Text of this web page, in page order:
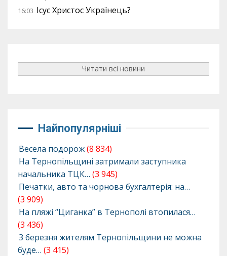
16:03 Ісус Христос Українець?
Читати всі новини
Найпопулярніші
Весела подорож(8 834)
На Тернопільщині затримали заступника
начальника ТЦК… (3 945)
Печатки, авто та чорнова бухгалтерія: на…
(3 909)
На пляжі “Циганка” в Тернополі втопилася…
(3 436)
З березня жителям Тернопільщини не можна
буде… (3 415)